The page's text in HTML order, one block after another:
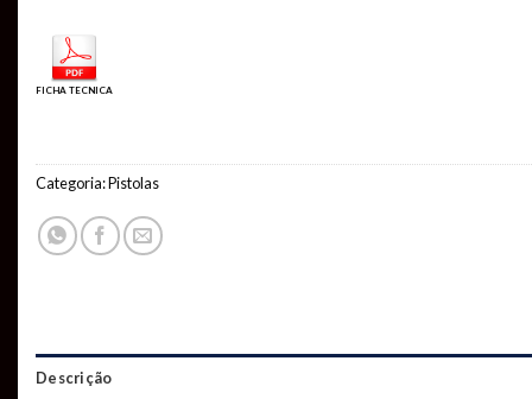
FICHA TECNICA
Categoria:Pistolas
Descrição